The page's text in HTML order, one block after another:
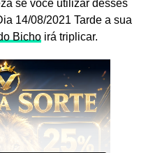
se você utilizar desses
14/08/2021 Tarde a sua
Bichoirá triplicar.